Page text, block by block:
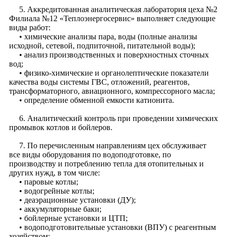
5. Аккредитованная аналитическая лаборатория цеха №2
Филиала №12 «Теплоэнергосервис» выполняет следующие
виды работ:
• химические анализы пара, воды (полные анализы
исходной, сетевой, подпиточной, питательной воды);
• анализ производственных и поверхностных сточных
вод;
• физико-химические и органолептические показатели
качества воды системы ГВС, отложений, реагентов,
трансформаторного, авиационного, компрессорного масла;
• определение обменной емкости катионита.
6. Аналитический контроль при проведении химических
промывок котлов и бойлеров.
7. По перечисленным направлениям цех обслуживает
все виды оборудования по водоподготовке, по
производству и потреблению тепла для отопительных и
других нужд, в том числе:
• паровые котлы;
• водогрейные котлы;
• деаэрационные установки (ДУ);
• аккумуляторные баки;
• бойлерные установки и ЦТП;
• водоподготовительные установки (ВПУ) с реагентным